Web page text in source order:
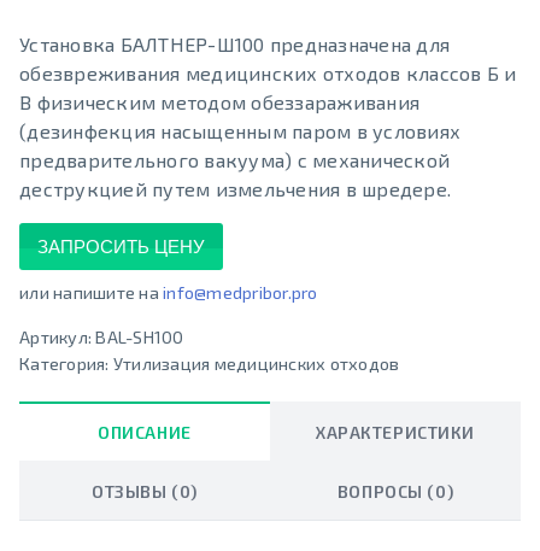
Установка БАЛТНЕР-Ш100 предназначена для
обезвреживания медицинских отходов классов Б и
В физическим методом обеззараживания
(дезинфекция насыщенным паром в условиях
предварительного вакуума) с механической
деструкцией путем измельчения в шредере.
ЗАПРОСИТЬ ЦЕНУ
или напишите на info@medpribor.pro
Артикул:BAL-SH100
Категория: Утилизация медицинских отходов
ОПИСАНИЕ ХАРАКТЕРИСТИКИ
ОТЗЫВЫ (0) ВОПРОСЫ (0)